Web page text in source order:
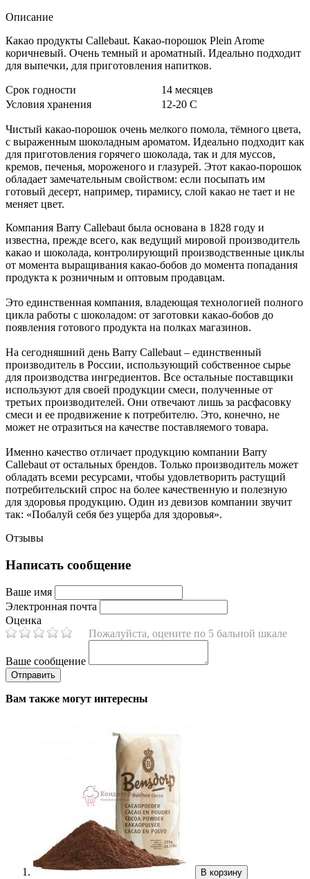
Описание
Какао продукты Callebaut. Какао-порошок Plein Arome
коричневый. Очень темный и ароматный. Идеально подходит
для выпечки, для приготовления напитков.
Срок годности
14 месяцев
Условия хранения
12-20 С
Чистый какао-порошок очень мелкого помола, тёмного цвета,
с выраженным шоколадным ароматом. Идеально подходит как
для приготовления горячего шоколада, так и для муссов,
кремов, печенья, мороженого и глазурей. Этот какао-порошок
обладает замечательным свойством: если посыпать им
готовый десерт, например, тирамису, слой какао не тает и не
меняет цвет.
Компания Barry Callebaut была основана в 1828 году и
известна, прежде всего, как ведущий мировой производитель
какао и шоколада, контролирующий производственные циклы
от момента выращивания какао-бобов до момента попадания
продукта к розничным и оптовым продавцам.
Это единственная компания, владеющая технологией полного
цикла работы с шоколадом: от заготовки какао-бобов до
появления готового продукта на полках магазинов.
На сегодняшний день Barry Callebaut – единственный
производитель в России, использующий собственное сырье
для производства ингредиентов. Все остальные поставщики
используют для своей продукции смеси, полученные от
третьих производителей. Они отвечают лишь за расфасовку
смеси и ее продвижение к потребителю. Это, конечно, не
может не отразиться на качестве поставляемого товара.
Именно качество отличает продукцию компании Barry
Callebaut от остальных брендов. Только производитель может
обладать всеми ресурсами, чтобы удовлетворить растущий
потребительский спрос на более качественную и полезную
для здоровья продукцию. Один из девизов компании звучит
так: «Побалуй себя без ущерба для здоровья».
Отзывы
Написать сообщение
Ваше имя
Электронная почта
Оценка
Пожалуйста, оцените по 5 бальной шкале
Ваше сообщение
Вам также могут интересны
В корзину